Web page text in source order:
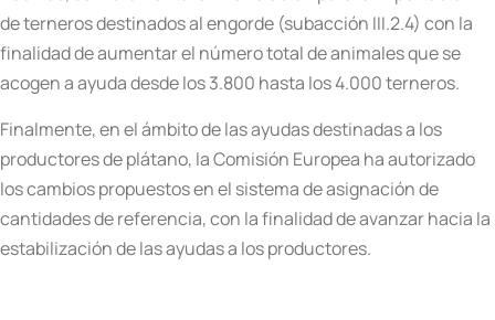
de terneros destinados al engorde (subacción III.2.4) con la
finalidad de aumentar el número total de animales que se
acogen a ayuda desde los 3.800 hasta los 4.000 terneros.
Finalmente, en el ámbito de las ayudas destinadas a los
productores de plátano, la Comisión Europea ha autorizado
los cambios propuestos en el sistema de asignación de
cantidades de referencia, con la finalidad de avanzar hacia la
estabilización de las ayudas a los productores.